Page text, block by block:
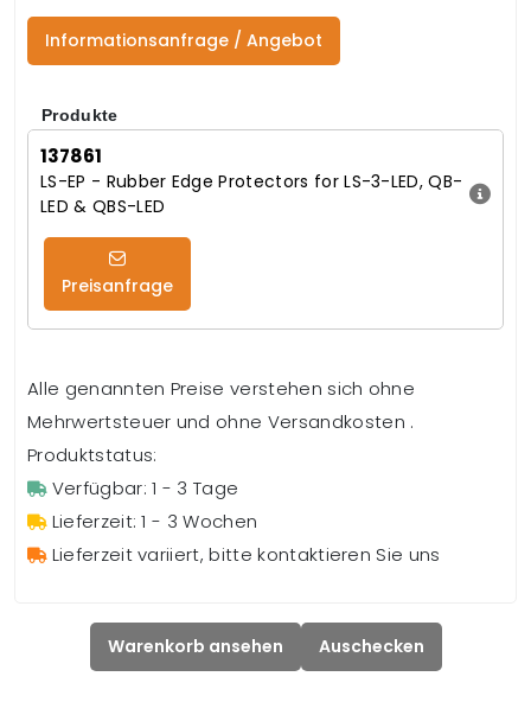
Informationsanfrage / Angebot
Produkte
137861
LS-EP - Rubber Edge Protectors for LS-3-LED, QB-
LED & QBS-LED
Preisanfrage
Alle genannten Preise verstehen sich ohne
Mehrwertsteuer und ohne Versandkosten .
Produktstatus:
Verfügbar: 1 - 3 Tage
Lieferzeit: 1 - 3 Wochen
Lieferzeit variiert, bitte kontaktieren Sie uns
Warenkorb ansehen Auschecken